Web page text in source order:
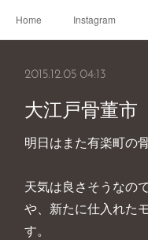
Home Instagram
2015.12.05 04:13
大江戸骨董市
明日はまた有楽町の
天気は良さそうなの
や、新たに仕入れた
す。